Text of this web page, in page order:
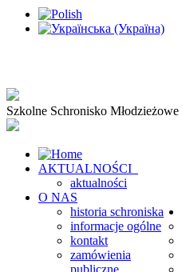
Szkolne Schronisko
AKTUALNOŚCI
aktualności
O NAS
historia schroniska
informacje ogólne
kontakt
zamówienia